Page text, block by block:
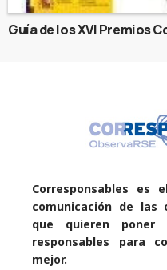
Guía de los XVI Premios
Corresponsables es
comunicación de las
que quieren
responsables para
mejor.